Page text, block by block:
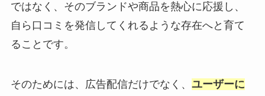
ではなく、そのブランドや商品を熱心に応援し、
自ら口コミを発信してくれるような存在へと育て
ることです。
そのためには、広告配信だけでなく、 ユーザーに